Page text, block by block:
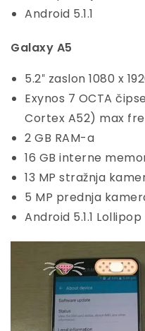
Android 5.1.1
Galaxy A5
5.2″ zaslon 1080 x
Exynos 7 OCTA
Cortex A52) max
2 GB RAM-a
16 GB interne
13 MP stražnja
5 MP prednja
Android 5.1.1 Lollipop